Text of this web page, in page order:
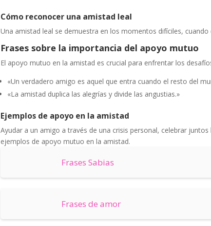
Cómo reconocer una amistad leal
Una amistad leal se demuestra en los momentos difíciles,
Frases sobre la importancia del apoyo mutuo
El apoyo mutuo en la amistad es crucial para enfrentar los
«Un verdadero amigo es aquel que entra cuando el resto del
«La amistad duplica las alegrías y divide las angustias.»
Ejemplos de apoyo en la amistad
Ayudar a un amigo a través de una crisis personal, celebrar
ejemplos de apoyo mutuo en la amistad.
Frases Sabias
Frases de amor